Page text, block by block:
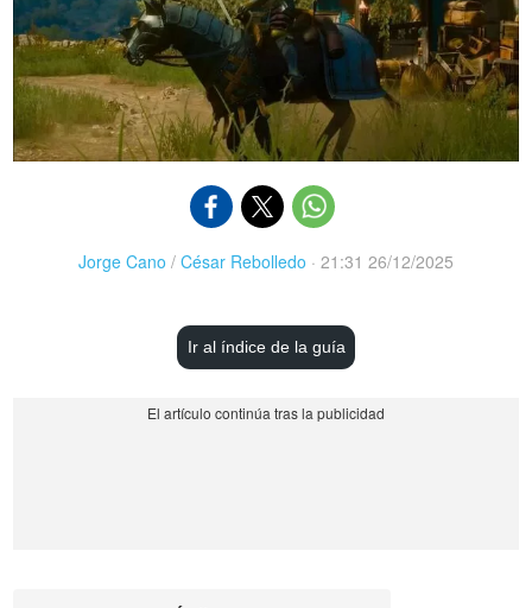
Jorge Cano / César Rebolledo · 21:31 26/12/2025
Ir al índice de la guía